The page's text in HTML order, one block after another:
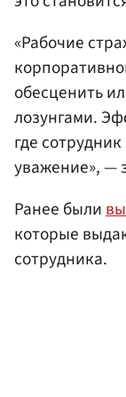
«Рабочие
обесценить
лозунгами.
где
уважение», —
Ранее были
которые
сотрудника.